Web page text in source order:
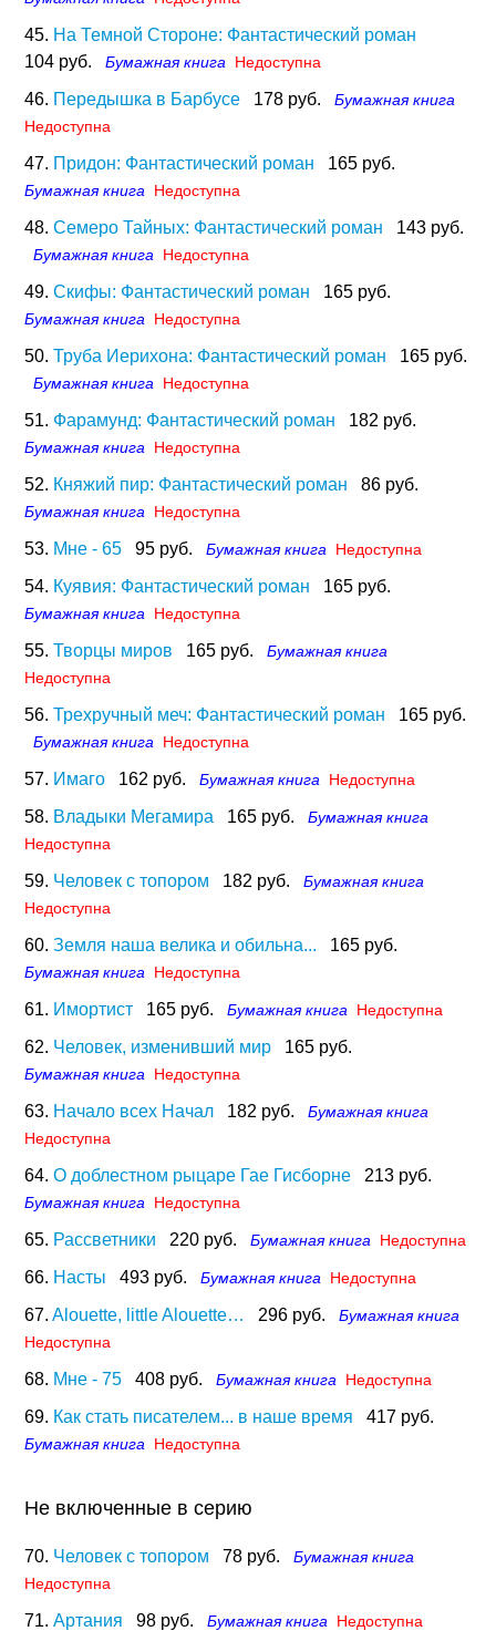
45. На Темной Стороне: Фантастический роман
104 руб.
Бумажная книга Недоступна
46. Передышка в Барбусе 178 руб.
Бумажная книга
Недоступна
47. Придон: Фантастический роман 165 руб.
Бумажная книга Недоступна
48. Семеро Тайных: Фантастический роман 143 руб.
Бумажная книга Недоступна
49. Скифы: Фантастический роман 165 руб.
Бумажная книга Недоступна
50. Труба Иерихона: Фантастический роман 165 руб.
Бумажная книга Недоступна
51. Фарамунд: Фантастический роман 182 руб.
Бумажная книга Недоступна
52. Княжий пир: Фантастический роман 86 руб.
Бумажная книга Недоступна
53. Мне - 65 95 руб. Бумажная книга Недоступна
54. Куявия: Фантастический роман 165 руб.
Бумажная книга Недоступна
55. Творцы миров 165 руб.
Бумажная книга
Недоступна
56. Трехручный меч: Фантастический роман 165 руб.
Бумажная книга Недоступна
57. Имаго 162 руб. Бумажная книга Недоступна
58. Владыки Мегамира 165 руб.
Бумажная книга
Недоступна
59. Человек с топором 182 руб.
Бумажная книга
Недоступна
60. Земля наша велика и обильна... 165 руб.
Бумажная книга Недоступна
61. Имортист 165 руб. Бумажная книга Недоступна
62. Человек, изменивший мир 165 руб.
Бумажная книга Недоступна
63. Начало всех Начал 182 руб.
Бумажная книга
Недоступна
64. О доблестном рыцаре Гае Гисборне 213 руб.
Бумажная книга Недоступна
65. Рассветники 220 руб. Бумажная книга Недоступна
66. Насты 493 руб. Бумажная книга Недоступна
67. Alouette, little Alouette… 296 руб.
Бумажная книга
Недоступна
68. Мне - 75 408 руб. Бумажная книга Недоступна
69. Как стать писателем... в наше время 417 руб.
Бумажная книга Недоступна
Не включенные в серию
70. Человек с топором 78 руб.
Бумажная книга
Недоступна
71. Артания 98 руб. Бумажная книга Недоступна